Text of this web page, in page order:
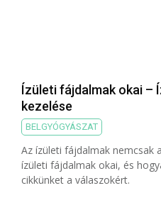
Ízületi fájdalmak okai –
kezelése
BELGYÓGYÁSZAT
Az ízületi fájdalmak nemcsak
ízületi fájdalmak okai, és
cikkünket a válaszokért.